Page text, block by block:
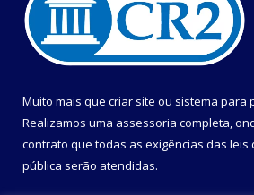
Muito mais que criar site ou sistema para
Realizamos uma assessoria completa,
contrato que todas as exigências das leis
pública serão atendidas.